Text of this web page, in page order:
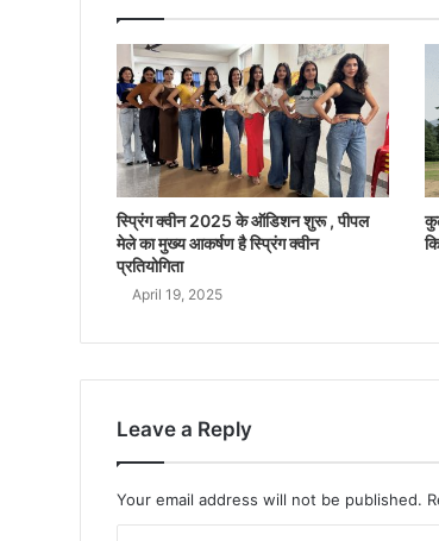
स्प्रिंग क्वीन 2025 के ऑडिशन शुरू , पीपल
मेले का मुख्य आकर्षण है स्प्रिंग क्वीन
प्रतियोगिता
April 19, 2025
Leave a Reply
Your email address will not be published.